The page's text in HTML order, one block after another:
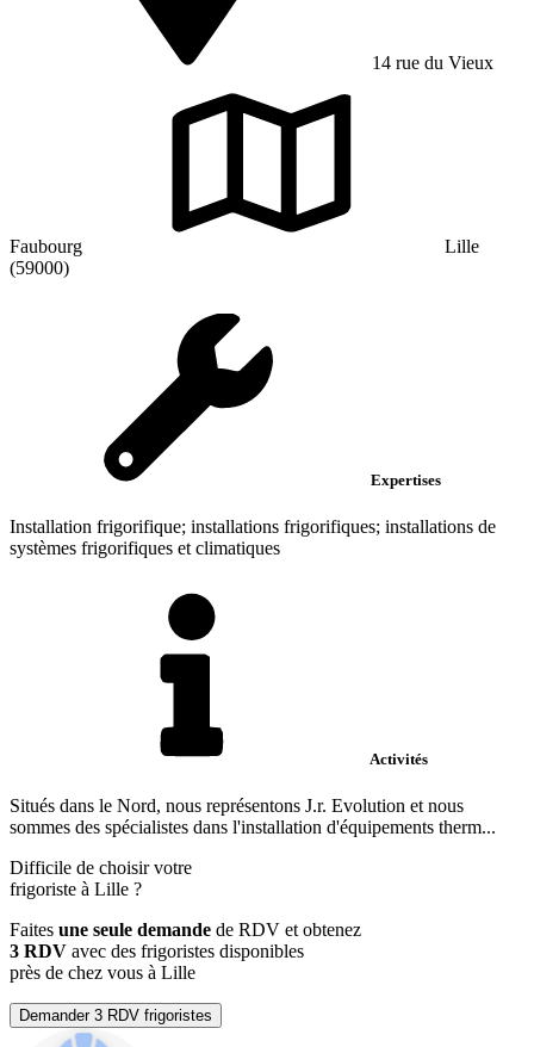
14 rue du Vieux
Faubourg
Lille
(59000)
Expertises
Installation frigorifique; installations frigorifiques; installations de
systèmes frigorifiques et climatiques
Activités
Situés dans le Nord, nous représentons J.r. Evolution et nous
sommes des spécialistes dans l'installation d'équipements therm...
Difficile de choisir votre
frigoriste à Lille ?
Faites une seule demande de RDV et obtenez
3 RDV avec des frigoristes disponibles
près de chez vous à Lille
Demander 3 RDV frigoristes